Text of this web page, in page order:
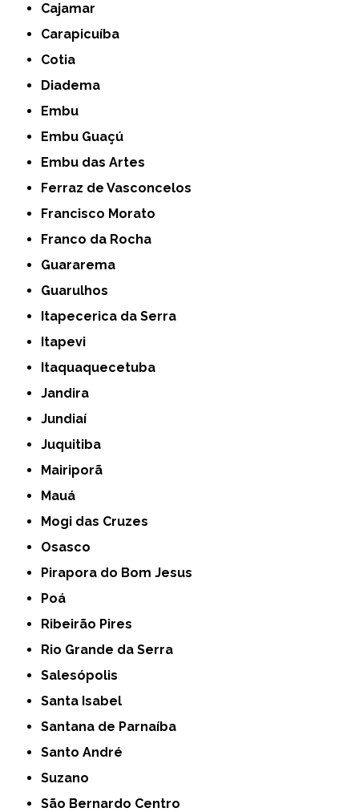
Cajamar
Carapicuíba
Cotia
Diadema
Embu
Embu Guaçú
Embu das Artes
Ferraz de Vasconcelos
Francisco Morato
Franco da Rocha
Guararema
Guarulhos
Itapecerica da Serra
Itapevi
Itaquaquecetuba
Jandira
Jundiaí
Juquitiba
Mairiporã
Mauá
Mogi das Cruzes
Osasco
Pirapora do Bom Jesus
Poá
Ribeirão Pires
Rio Grande da Serra
Salesópolis
Santa Isabel
Santana de Parnaíba
Santo André
Suzano
São Bernardo Centro